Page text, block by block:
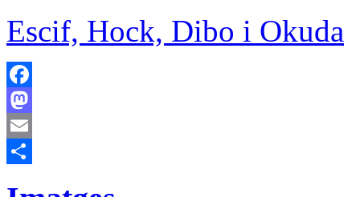
Escif, Hock, Dibo i Okuda
Facebook
Mastodon
Email